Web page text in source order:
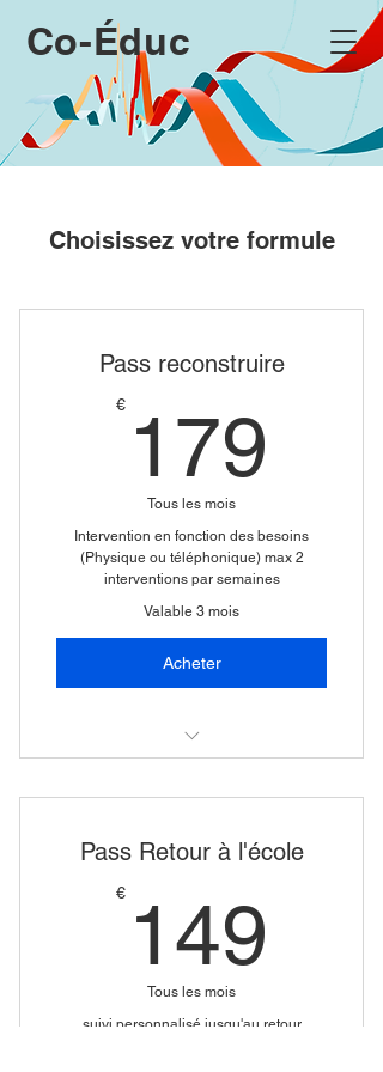
Co-Éduc
Choisissez votre formule
Pass reconstruire
€ 179
Tous les mois
Intervention en fonction des besoins
(Physique ou téléphonique) max 2
interventions par semaines
Valable 3 mois
Acheter
Pass Retour à l'école
€ 149
Tous les mois
suivi personnalisé jusqu'au retour